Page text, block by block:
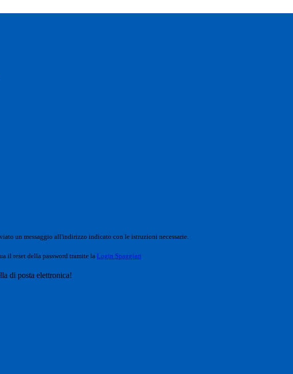
un messaggio all'indirizzo indicato con le istruzioni necessarie.
il reset della password tramite la Login Spaggiari
di posta elettronica!